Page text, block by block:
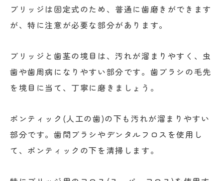
ブリッジは固定式のため、普通に歯磨きができます
が、特に注意が必要な部分があります。
ブリッジと歯茎の境目は、汚れが溜まりやすく、虫
歯や歯周病になりやすい部分です。歯ブラシの毛先
を境目に当て、丁寧に磨きましょう。
ポンティック(人工の歯)の下も汚れが溜まりやすい
部分です。歯間ブラシやデンタルフロスを使用し
て、ポンティックの下を清掃します。